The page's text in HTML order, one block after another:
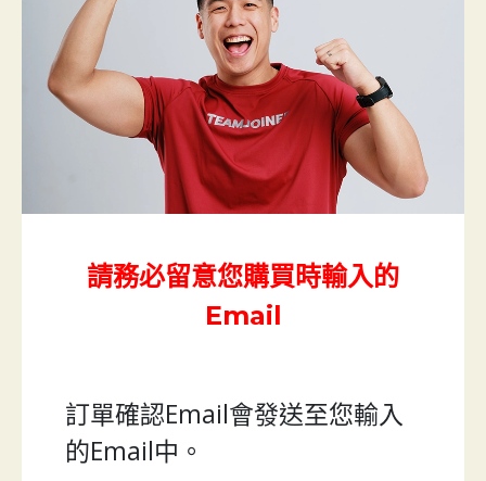
請務必留意您購買時輸入的
Email
訂單確認Email會發送至您輸入
的Email中。